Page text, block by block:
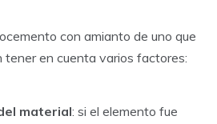
con amianto de uno que
tener en cuenta varios factores:
material: si el elemento fue